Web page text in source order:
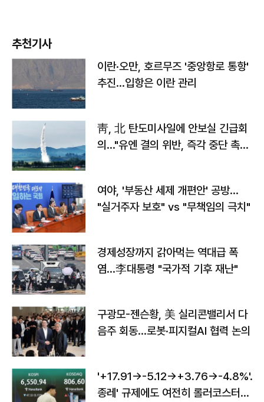
추천기사
이란·오만, 호르무즈 '중앙항로 통항'
추진…입항은 이란 관리
靑, 北 탄도미사일에 안보실 긴급회
의…"유엔 결의 위반, 즉각 중단 촉
여야, '부동산 세제 개편안' 공방…
"실거주자 보호" vs "무책임의 극치"
경제성장까지 갉아먹는 역대급 폭
염…李대통령 "국가적 기후 재난"
구광모-젠슨황, 美 실리콘밸리서 다
음주 회동…로봇·피지컬AI 협력 논의
'+17.91→-5.12→+3.76→-4.8%'…'
종레' 규제에도 여전히 롤러코스터